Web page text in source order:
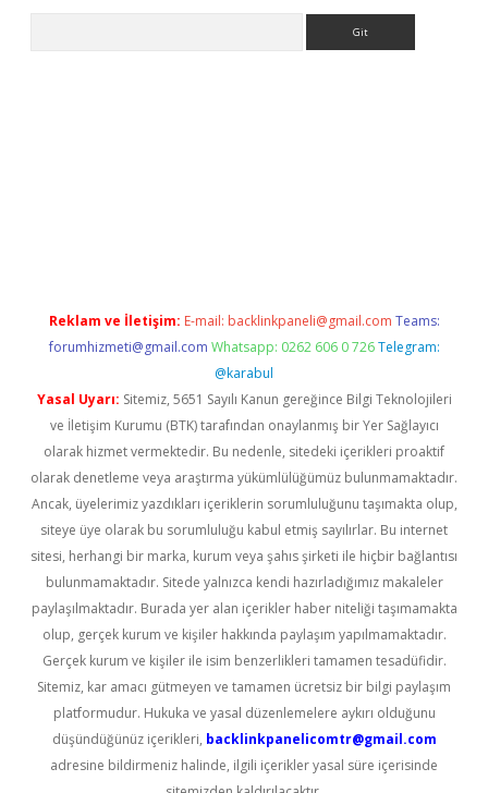
Reklam ve İletişim: E-mail: backlinkpaneli@gmail.com Teams:
forumhizmeti@gmail.com Whatsapp: 0262 606 0 726 Telegram:
@karabul
Yasal Uyarı: Sitemiz, 5651 Sayılı Kanun gereğince Bilgi Teknolojileri
ve İletişim Kurumu (BTK) tarafından onaylanmış bir Yer Sağlayıcı
olarak hizmet vermektedir. Bu nedenle, sitedeki içerikleri proaktif
olarak denetleme veya araştırma yükümlülüğümüz bulunmamaktadır.
Ancak, üyelerimiz yazdıkları içeriklerin sorumluluğunu taşımakta olup,
siteye üye olarak bu sorumluluğu kabul etmiş sayılırlar. Bu internet
sitesi, herhangi bir marka, kurum veya şahıs şirketi ile hiçbir bağlantısı
bulunmamaktadır. Sitede yalnızca kendi hazırladığımız makaleler
paylaşılmaktadır. Burada yer alan içerikler haber niteliği taşımamakta
olup, gerçek kurum ve kişiler hakkında paylaşım yapılmamaktadır.
Gerçek kurum ve kişiler ile isim benzerlikleri tamamen tesadüfidir.
Sitemiz, kar amacı gütmeyen ve tamamen ücretsiz bir bilgi paylaşım
platformudur. Hukuka ve yasal düzenlemelere aykırı olduğunu
düşündüğünüz içerikleri, backlinkpanelicomtr@gmail.com
adresine bildirmeniz halinde, ilgili içerikler yasal süre içerisinde